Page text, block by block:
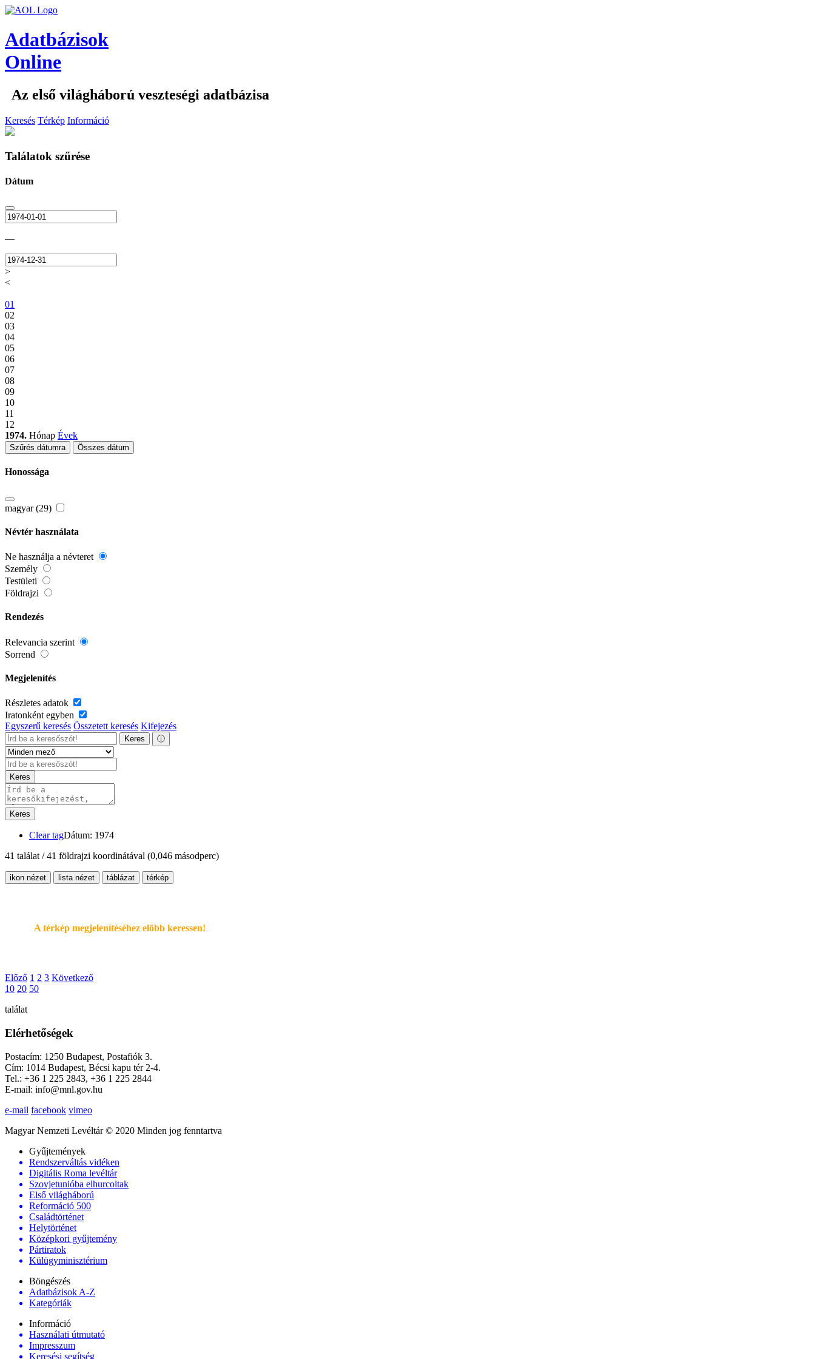
Adatbázisok
Online
Az első világháború veszteségi adatbázisa
Keresés Térkép Információ
Találatok szűrése
Dátum
—
>
<
01
02
03
04
05
06
07
08
09
10
11
12
1974. Hónap Évek
Szűrés dátumra Összes dátum
Honossága
magyar (29)
Névtér használata
Ne használja a névteret
Személy
Testületi
Földrajzi
Rendezés
Relevancia szerint
Sorrend
Megjelenítés
Részletes adatok
Iratonként egyben
Egyszerű keresés Összetett keresés Kifejezés
Keres ⓘ
Keres
Keres
Clear tagDátum: 1974
41 találat / 41 földrajzi koordinátával (0,046 másodperc)
ikon nézet lista nézet táblázat térkép
A térkép megjelenítéséhez elöbb keressen!
Előző 1 2 3 Következő
10 20 50
találat
Elérhetőségek
Postacím: 1250 Budapest, Postafiók 3.
Cím: 1014 Budapest, Bécsi kapu tér 2-4.
Tel.: +36 1 225 2843, +36 1 225 2844
E-mail: info@mnl.gov.hu
e-mail facebook vimeo
Magyar Nemzeti Levéltár © 2020 Minden jog fenntartva
Gyűjtemények
Rendszerváltás vidéken
Digitális Roma levéltár
Szovjetunióba elhurcoltak
Első világháború
Reformáció 500
Családtörténet
Helytörténet
Középkori gyűjtemény
Pártiratok
Külügyminisztérium
Böngészés
Adatbázisok A-Z
Kategóriák
Információ
Használati útmutató
Impresszum
Keresési segítség